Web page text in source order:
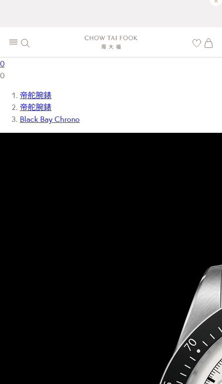
0
0
帝舵腕錶
帝舵腕錶
Black Bay Chrono